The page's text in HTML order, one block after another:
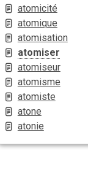
atomicité
atomique
atomisation
atomiser
atomiseur
atomisme
atomiste
atone
atonie